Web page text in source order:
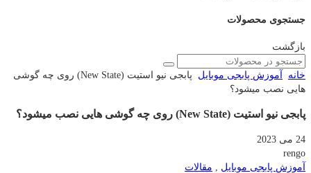
جستجوی محصولات
بازگشت
خانه آموزش پابجی موبایل
پابجی نیو استیت (New State) روی چه گوشی
هایی نصب میشود؟
پابجی نیو استیت (New State) روی چه گوشی هایی نصب میشود؟
24 می 2023
rengo
آموزش پابجی موبایل
مقالات